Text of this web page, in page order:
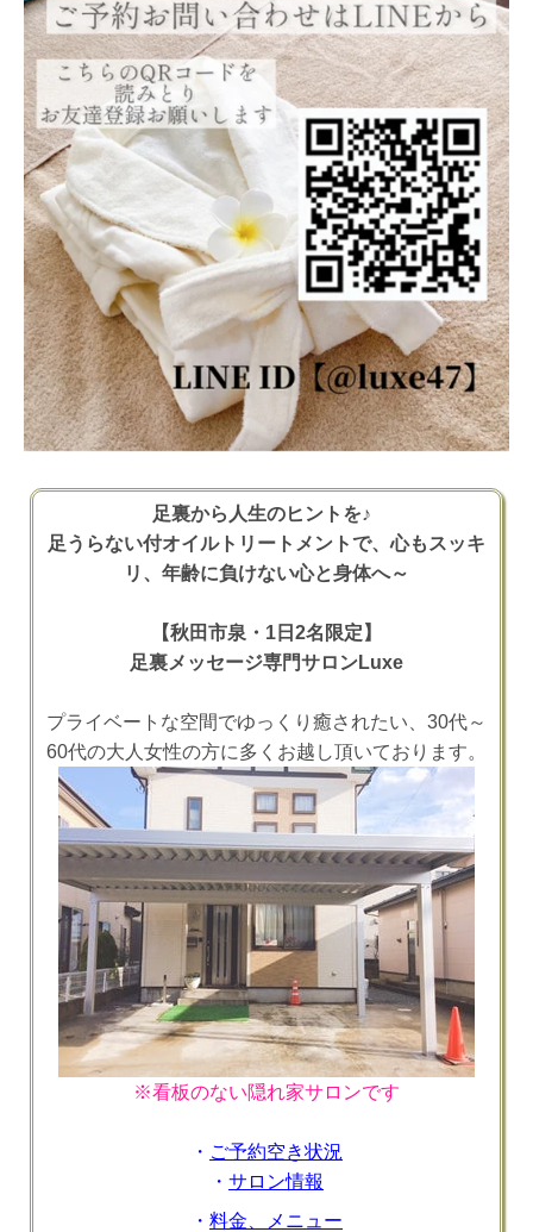
足裏から人生のヒントを♪
足うらない付オイルトリートメントで、心もスッキ
リ、年齢に負けない心と身体へ～
【秋田市泉・1日2名限定】
足裏メッセージ専門サロンLuxe
プライベートな空間でゆっくり癒されたい、30代～
60代の大人女性の方に多くお越し頂いております。
※看板のない隠れ家サロンです
・ ご予約空き状況
・ サロン情報
・ 料金、メニュー